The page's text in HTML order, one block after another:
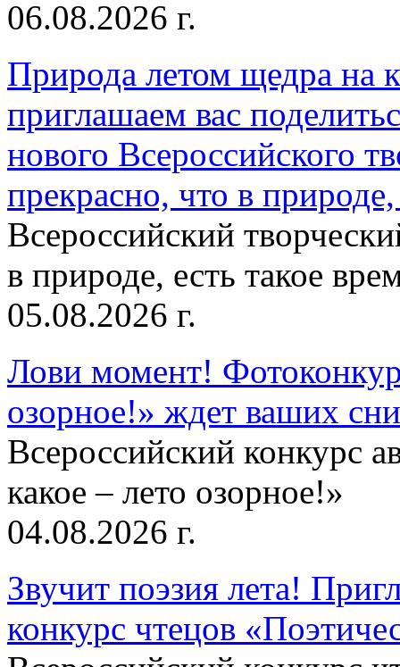
06.08.2026 г.
Природа летом щедра на
приглашаем вас
нового Всероссийского
прекрасно, что в
Всероссийский
в природе, есть такое
05.08.2026 г.
Лови момент!
озорное!» ждет ваших
Всероссийский конкурс
какое – лето озорное!»
04.08.2026 г.
Звучит поэзия лета!
конкурс чтецов